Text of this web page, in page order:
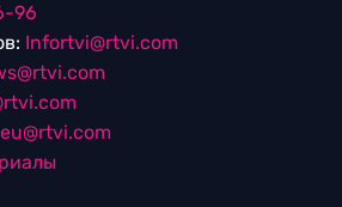
96
Infortvi@rtvi.com